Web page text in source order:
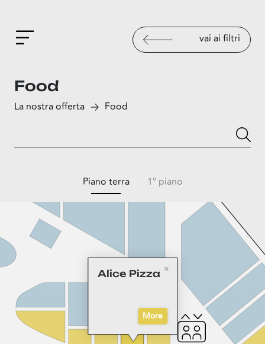
vai ai filtri
Food
La nostra offerta Food
Alice Pizza
More
Piano terra 1° piano